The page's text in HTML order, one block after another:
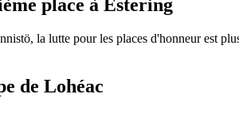
place à Estering
la lutte pour les places d'honneur est
de Lohéac